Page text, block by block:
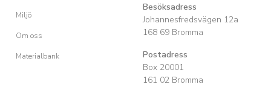
Miljö
Om oss
Materialbank
Besöksadress
Johannesfredsvägen 12a
168 69 Bromma
Postadress
Box 20001
161 02 Bromma